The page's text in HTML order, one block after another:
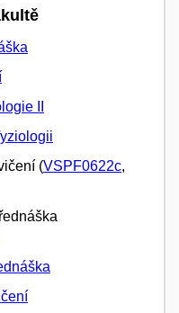
II
(VSPF0622c,